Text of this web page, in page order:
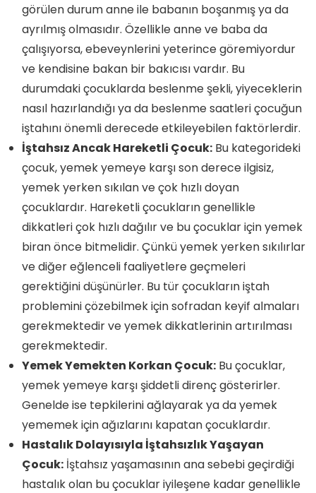
görülen durum anne ile babanın boşanmış ya da
ayrılmış olmasıdır. Özellikle anne ve baba da
çalışıyorsa, ebeveynlerini yeterince göremiyordur
ve kendisine bakan bir bakıcısı vardır. Bu
durumdaki çocuklarda beslenme şekli, yiyeceklerin
nasıl hazırlandığı ya da beslenme saatleri çocuğun
iştahını önemli derecede etkileyebilen faktörlerdir.
İştahsız Ancak Hareketli Çocuk: Bu kategorideki
çocuk, yemek yemeye karşı son derece ilgisiz,
yemek yerken sıkılan ve çok hızlı doyan
çocuklardır. Hareketli çocukların genellikle
dikkatleri çok hızlı dağılır ve bu çocuklar için yemek
biran önce bitmelidir. Çünkü yemek yerken sıkılırlar
ve diğer eğlenceli faaliyetlere geçmeleri
gerektiğini düşünürler. Bu tür çocukların iştah
problemini çözebilmek için sofradan keyif almaları
gerekmektedir ve yemek dikkatlerinin artırılması
gerekmektedir.
Yemek Yemekten Korkan Çocuk: Bu çocuklar,
yemek yemeye karşı şiddetli direnç gösterirler.
Genelde ise tepkilerini ağlayarak ya da yemek
yememek için ağızlarını kapatan çocuklardır.
Hastalık Dolayısıyla İştahsızlık Yaşayan
Çocuk: İştahsız yaşamasının ana sebebi geçirdiği
hastalık olan bu çocuklar iyileşene kadar genellikle